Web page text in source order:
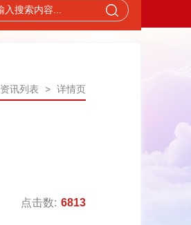
资讯列表 > 详情页
点击数: 6813